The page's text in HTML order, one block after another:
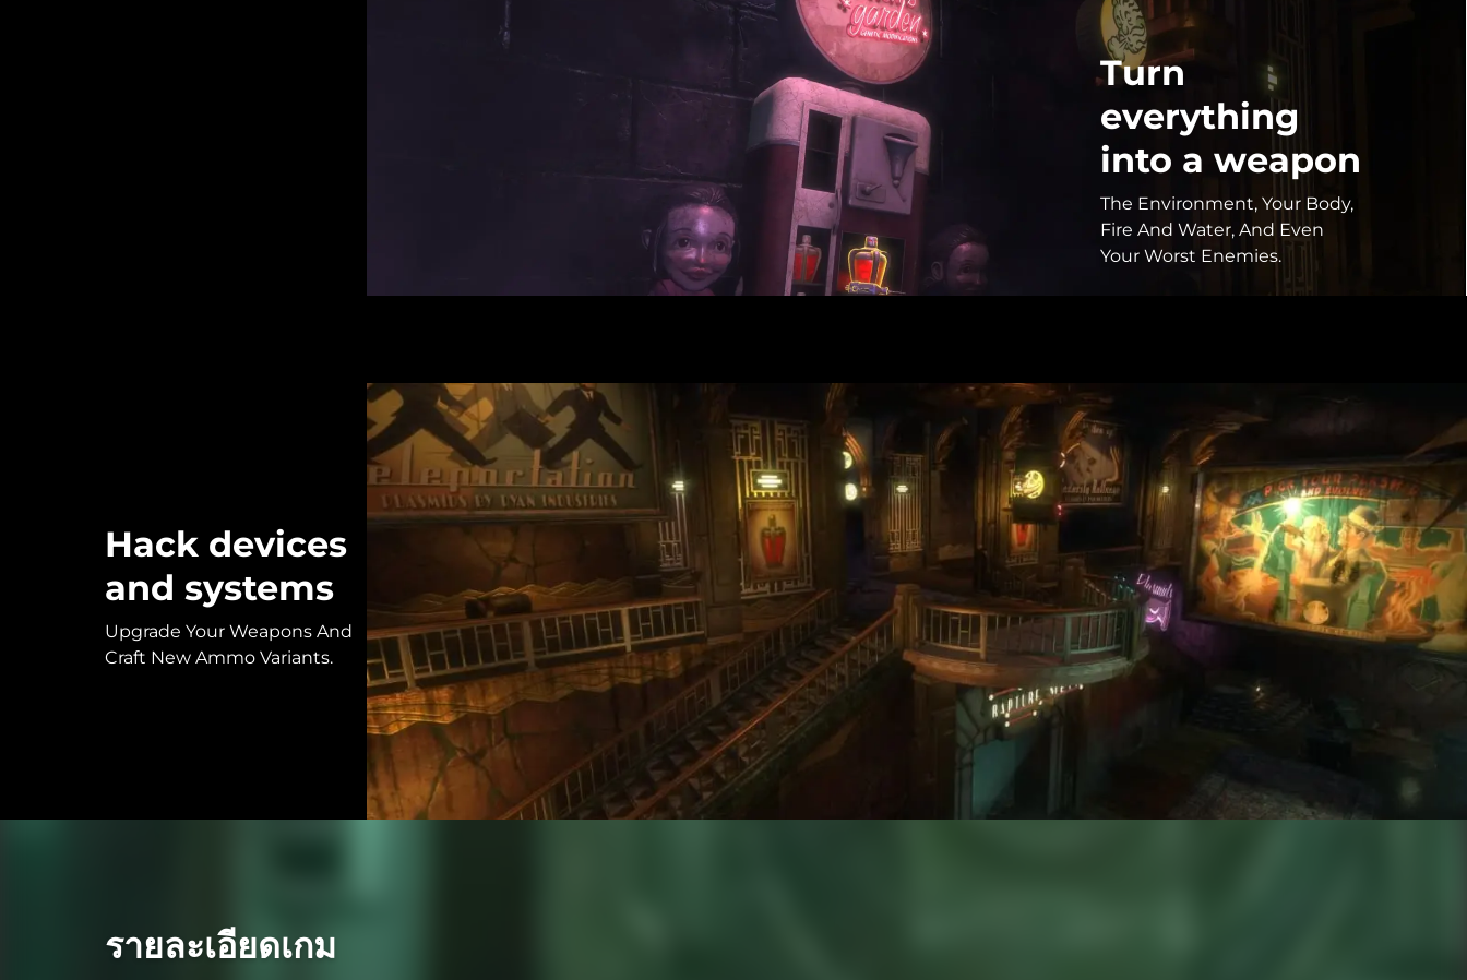
Turn
everything
into a weapon
The Environment, Your Body,
Fire And Water, And Even
Your Worst Enemies.
Hack devices
and systems
Upgrade Your Weapons And
Craft New Ammo Variants.
รายละเอียดเกม